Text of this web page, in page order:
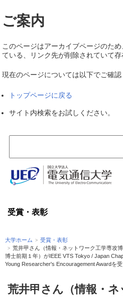
ご案内
このページはアーカイブページのた
ている、リンク先が削除されていて存
現在のページについては以下でご確認
トップページに戻る
サイト内検索をお試しください。
大学ホーム
受賞・表彰
荒井甲さん（情報・ネットワーク工学専攻
博士前期１年）がIEEE VTS Tokyo / Japan
Young Researcher's Encouragement Awardを
受賞・表彰
荒井甲さん（情報・